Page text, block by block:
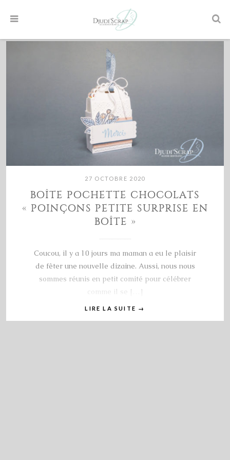
27 OCTOBRE 2020
BOÎTE POCHETTE CHOCOLATS
« POINÇONS PETITE SURPRISE EN
BOÎTE »
Coucou, il y a 10 jours ma maman a eu le plaisir
de fêter une nouvelle dizaine. Aussi, nous nous
sommes réunis en petit comité pour célébrer
comme il se […]
LIRE LA SUITE →